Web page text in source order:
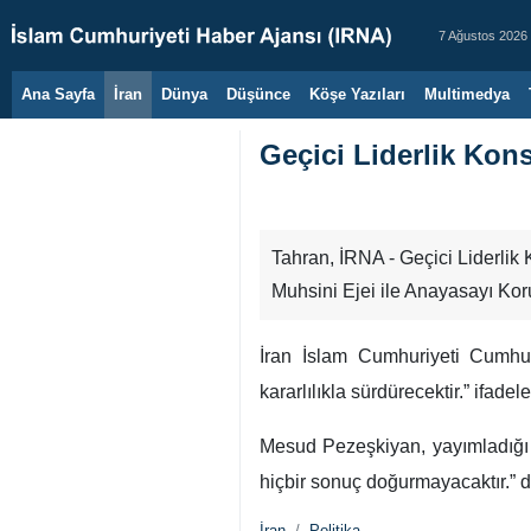
7 Ağustos 2026
Ana Sayfa İran Dünya Düşünce Köşe Yazıları Multimedya
Geçici Liderlik
Tahran, İRNA - Geçici Liderlik
Muhsini Ejei ile Anayasayı
İran İslam Cumhuriyeti
kararlılıkla sürdürecektir.”
Mesud Pezeşkiyan,
hiçbir sonuç doğurmayacaktır.”